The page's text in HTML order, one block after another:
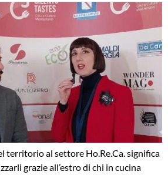
al settore Ho.Re.Ca. significa
grazie all’estro di chi in cucina